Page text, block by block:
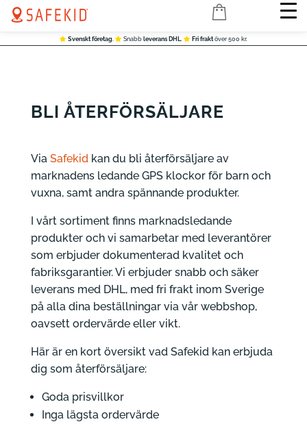
Svenskt företag. Snabb leverans DHL. Fri fraktöver 500 kr.
BLI ÅTERFÖRSÄLJARE
Via Safekidkan du bli återförsäljare av
marknadens ledande GPS klockor för barn och
vuxna, samt andra spännande produkter.
I vårt sortiment ﬁnns marknadsledande
produkter och vi samarbetar med leverantörer
som erbjuder dokumenterad kvalitet och
fabriksgarantier. Vi erbjuder snabb och säker
leverans med DHL, med fri frakt inom Sverige
på alla dina beställningar via vår webbshop,
oavsett ordervärde eller vikt.
Här är en kort översikt vad Safekid kan erbjuda
dig som återförsäljare:
Goda prisvillkor
Inga lägsta ordervärde